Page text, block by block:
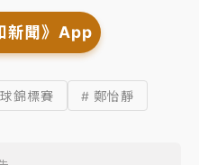
新聞》App
錦標賽 # 鄭怡靜